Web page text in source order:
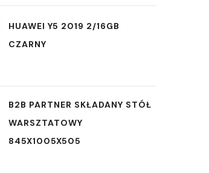
HUAWEI Y5 2019 2/16GB
CZARNY
B2B PARTNER SKŁADANY STÓŁ
WARSZTATOWY
845X1005X505